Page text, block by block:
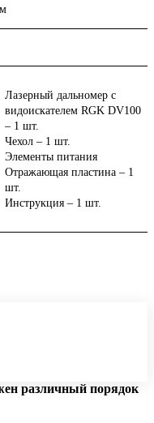
Лазерный дальномер с
видоискателем RGK DV100
– 1 шт.
Чехол – 1 шт.
Элементы питания
Отражающая пластина – 1
шт.
Инструкция – 1 шт.
различный порядок